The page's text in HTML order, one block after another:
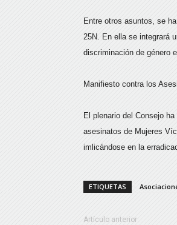
Entre otros asuntos, se
25N. En ella se integrará
discriminación de género
Manifiesto contra los
El plenario del Consejo
asesinatos de Mujeres
imlicándose en la
ETIQUETAS
Artículo anterior